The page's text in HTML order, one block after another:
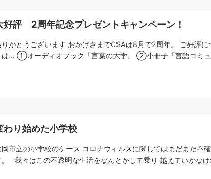
好評 2周年記念プレゼントキャンペーン！
りがとうございます おかげさまでCSAは8月で2周年。 ご好評
は… ①オーディオブック「言葉の大学」 ②小冊子「言語コミ
わり始めた小学校
岡市立の小学校のケース コロナウィルスに関してはまだまだ不
。 我々はこの不透明な生活をなんとかして乗り 越えていかな